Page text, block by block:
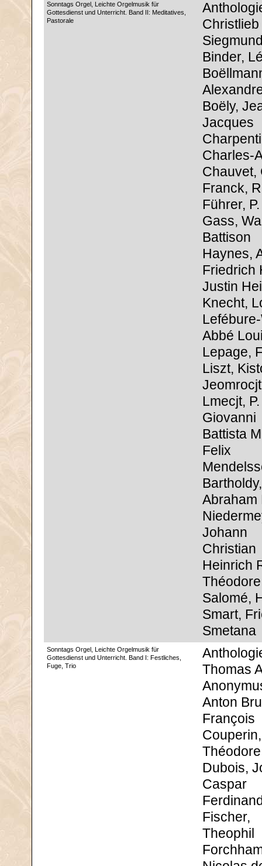
Sonntags Orgel, Leichte Orgelmusik für
Gottesdienst und Unterricht. Band II: Meditatives,
Pastorale
Christlieb
Binder,
Boëly,
Jacques
Charles-
Chauvet,
Franck,
Führer,
Gass,
Battison
Haynes,
Friedrich
Justin
Knecht,
Abbé
Lepage,
Liszt,
Jeomrocjt
Lmecjt, P.
Giovanni
Battista
Felix
Bartholdy,
Abraham
Johann
Christian
Heinrich
Théodore
Salomé,
Smart,
Smetana
Sonntags Orgel, Leichte Orgelmusik für
Gottesdienst und Unterricht. Band I: Festliches,
Fuge, Trio
Thomas
Anton
François
Couperin,
Théodore
Dubois,
Caspar
Fischer,
Theophil